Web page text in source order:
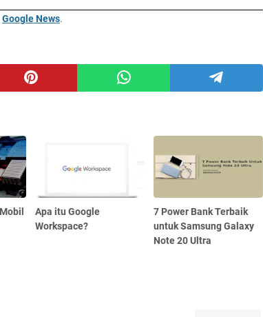
Google News.
Apa itu Google
Workspace?
7 Power Bank Terbaik
untuk Samsung Galaxy
Note 20 Ultra